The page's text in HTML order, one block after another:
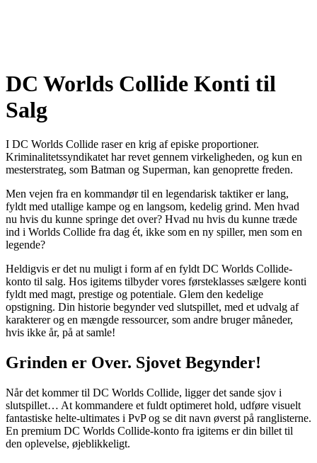
DC Worlds Collide Konti til
Salg
I DC Worlds Collide raser en krig af episke proportioner.
Kriminalitetssyndikatet har revet gennem virkeligheden, og kun en
mesterstrateg, som Batman og Superman, kan genoprette freden.
Men vejen fra en kommandør til en legendarisk taktiker er lang,
fyldt med utallige kampe og en langsom, kedelig grind. Men hvad
nu hvis du kunne springe det over? Hvad nu hvis du kunne træde
ind i Worlds Collide fra dag ét, ikke som en ny spiller, men som en
legende?
Heldigvis er det nu muligt i form af en fyldt DC Worlds Collide-
konto til salg. Hos igitems tilbyder vores førsteklasses sælgere konti
fyldt med magt, prestige og potentiale. Glem den kedelige
opstigning. Din historie begynder ved slutspillet, med et udvalg af
karakterer og en mængde ressourcer, som andre bruger måneder,
hvis ikke år, på at samle!
Grinden er Over. Sjovet Begynder!
Når det kommer til DC Worlds Collide, ligger det sande sjov i
slutspillet… At kommandere et fuldt optimeret hold, udføre visuelt
fantastiske helte-ultimates i PvP og se dit navn øverst på ranglisterne.
En premium DC Worlds Collide-konto fra igitems er din billet til
den oplevelse, øjeblikkeligt.